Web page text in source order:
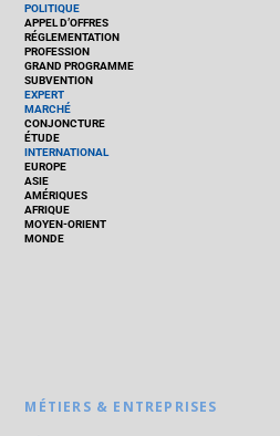
POLITIQUE
APPEL D’OFFRES
RÉGLEMENTATION
PROFESSION
GRAND PROGRAMME
SUBVENTION
EXPERT
MARCHÉ
CONJONCTURE
ÉTUDE
INTERNATIONAL
EUROPE
ASIE
AMÉRIQUES
AFRIQUE
MOYEN-ORIENT
MONDE
MÉTIERS & ENTREPRISES